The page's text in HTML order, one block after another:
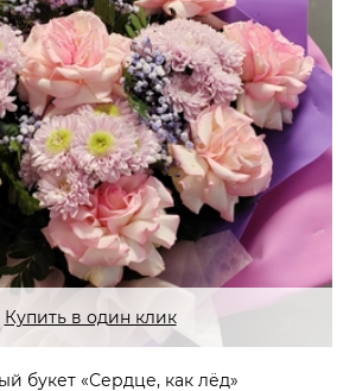
Купить в один клик
букет «Сердце, как лёд»